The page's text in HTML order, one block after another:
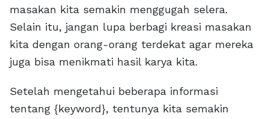
masakan kita semakin menggugah selera.
Selain itu, jangan lupa berbagi kreasi masakan
kita dengan orang-orang terdekat agar mereka
juga bisa menikmati hasil karya kita.
Setelah mengetahui beberapa informasi
tentang {keyword}, tentunya kita semakin